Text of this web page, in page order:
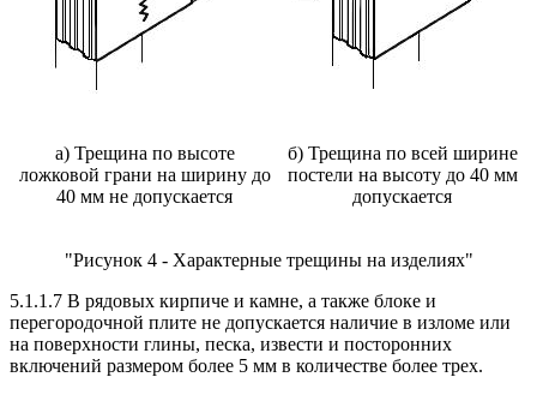
а) Трещина по высоте
ложковой грани на ширину до
40 мм не допускается
б) Трещина по всей ширине
постели на высоту до 40 мм
допускается
"Рисунок 4 - Характерные трещины на изделиях"
5.1.1.7 В рядовых кирпиче и камне, а также блоке и
перегородочной плите не допускается наличие в изломе или
на поверхности глины, песка, извести и посторонних
включений размером более 5 мм в количестве более трех.